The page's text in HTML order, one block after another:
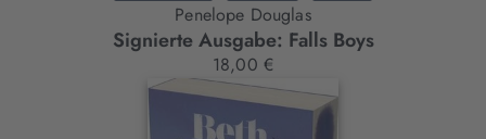
Penelope Douglas
Signierte Ausgabe: Falls Boys
18,00 €